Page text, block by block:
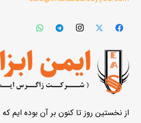
از نخستین روز تا کنون بر آن بوده ایم